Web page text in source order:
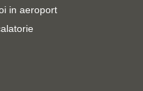
in aeroport